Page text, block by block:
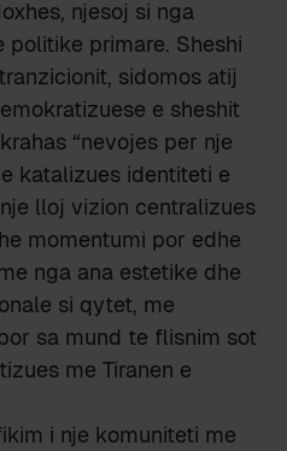
njesoj si nga
primare. Sheshi
sidomos atij
e sheshit
“nevojes per nje
katalizues identiteti e
lloj vizion centralizues
momentumi por edhe
nga ana estetike dhe
si qytet, me
sa mund te flisnim sot
me Tiranen e
i nje komuniteti me